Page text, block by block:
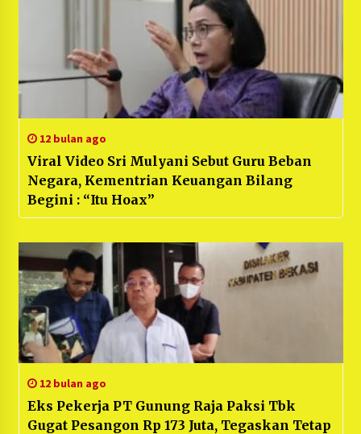
12 bulan ago
Viral Video Sri Mulyani Sebut Guru Beban
Negara, Kementrian Keuangan Bilang
Begini : “Itu Hoax”
12 bulan ago
Eks Pekerja PT Gunung Raja Paksi Tbk
Gugat Pesangon Rp 173 Juta, Tegaskan Tetap